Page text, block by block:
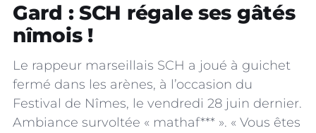
Gard : SCH régale ses gâtés
nîmois !
Le rappeur marseillais SCH a joué à guichet
fermé dans les arènes, à l’occasion du
Festival de Nîmes, le vendredi 28 juin dernier.
Ambiance survoltée « mathaf*** ». « Vous êtes